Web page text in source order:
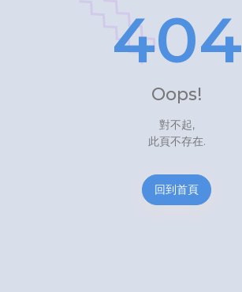
404
Oops!
對不起,
此頁不存在.
回到首頁